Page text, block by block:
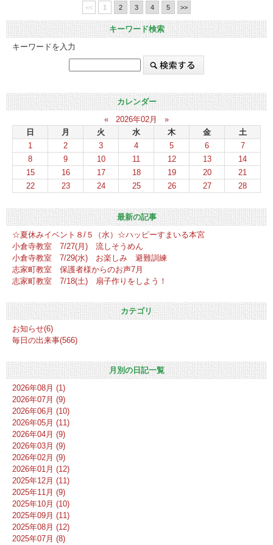
<< 1 2 3 4 5 >>
キーワード検索
キーワードを入力
カレンダー
«
2026年02月
»
日
月 火 水 木 金
土
1
2 3 4 5 6
7
8
9 10 11 12 13
14
15
16 17 18 19 20
21
22
23 24 25 26 27 28
最新の記事
☆夏休みイベント８/５（水）☆ハッピーすまいる本宮
小倉寺教室 7/27(月) 流しそうめん
小倉寺教室 7/29(水) お楽しみ 避難訓練
志家町教室 保護者様からのお声7月
志家町教室 7/18(土) 扇子作りをしよう！
カテゴリ
お知らせ(6)
毎日の出来事(566)
月別の日記一覧
2026年08月 (1)
2026年07月 (9)
2026年06月 (10)
2026年05月 (11)
2026年04月 (9)
2026年03月 (9)
2026年02月 (9)
2026年01月 (12)
2025年12月 (11)
2025年11月 (9)
2025年10月 (10)
2025年09月 (11)
2025年08月 (12)
2025年07月 (8)